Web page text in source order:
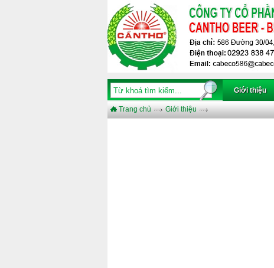
Giới thiệu
Trang chủ Giới thiệu